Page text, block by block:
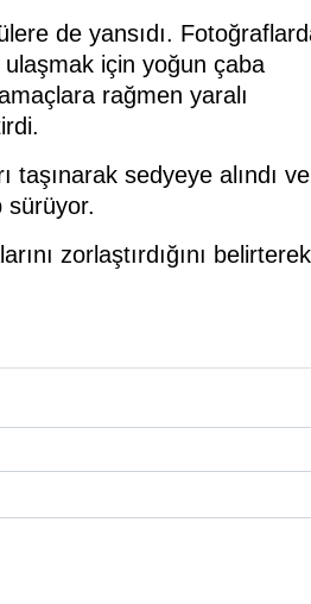
de yansıdı.
için yoğun çaba
rağmen yaralı
taşınarak sedyeye alındı ve
sürüyor.
zorlaştırdığını